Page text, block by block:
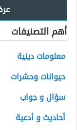
أهم التصنيفات
معلومات دينية
حيوانات وحشرات
سؤال و جواب
أحاديث و أدعية